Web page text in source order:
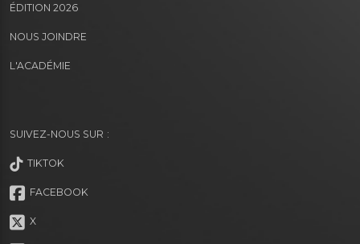
ÉDITION 2026
NOUS JOINDRE
L'ACADÉMIE
SUIVEZ-NOUS SUR :
TIKTOK
FACEBOOK
X